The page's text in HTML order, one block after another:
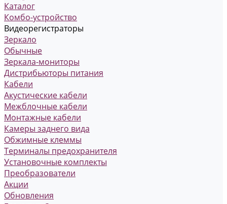
Каталог
Комбо-устройство
Видеорегистраторы
Зеркало
Обычные
Зеркала-мониторы
Дистрибьюторы питания
Кабели
Акустические кабели
Межблочные кабели
Монтажные кабели
Камеры заднего вида
Обжимные клеммы
Терминалы предохранителя
Установочные комплекты
Преобразователи
Акции
Обновления